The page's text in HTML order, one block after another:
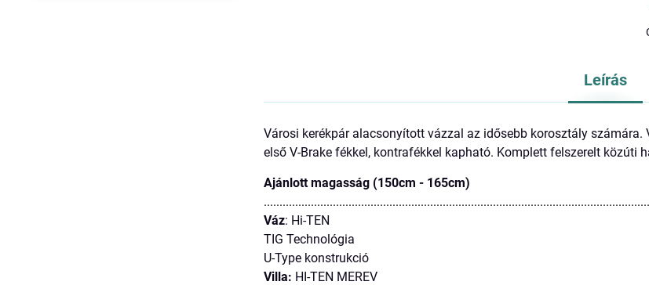
Leírás
Városi kerékpár alacsonyított vázzal az idősebb korosztály
első V-Brake fékkel, kontrafékkel kapható. Komplett felszerelt közúti
Ajánlott magasság (150cm - 165cm)
Váz: Hi-TEN
TIG Technológia
U-Type konstrukció
Villa: HI-TEN MEREV